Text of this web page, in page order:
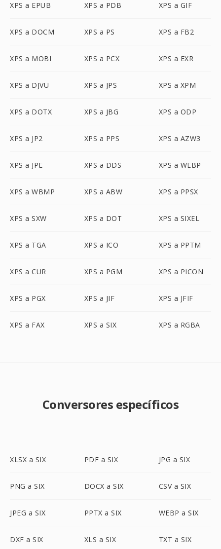
XPS a EPUB XPS a PDB XPS a GIF
XPS a DOCM XPS a PS XPS a FB2
XPS a MOBI XPS a PCX XPS a EXR
XPS a DJVU XPS a JPS XPS a XPM
XPS a DOTX XPS a JBG XPS a ODP
XPS a JP2 XPS a PPS XPS a AZW3
XPS a JPE XPS a DDS XPS a WEBP
XPS a WBMP XPS a ABW XPS a PPSX
XPS a SXW XPS a DOT XPS a SIXEL
XPS a TGA XPS a ICO XPS a PPTM
XPS a CUR XPS a PGM XPS a PICON
XPS a PGX XPS a JIF XPS a JFIF
XPS a FAX XPS a SIX XPS a RGBA
Conversores específicos
XLSX a SIX PDF a SIX JPG a SIX
PNG a SIX DOCX a SIX CSV a SIX
JPEG a SIX PPTX a SIX WEBP a SIX
DXF a SIX XLS a SIX TXT a SIX